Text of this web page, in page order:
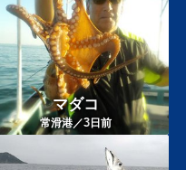
マダコ
常滑港／3 日前